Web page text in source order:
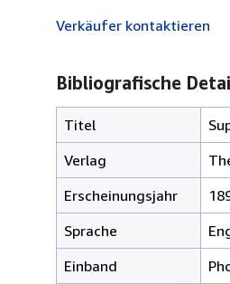
Verkäufer kontaktieren
Bibliografische
Titel
Verlag
Erscheinungsjahr
Sprache
Einband